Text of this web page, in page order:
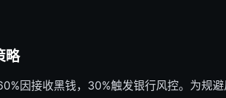
略
因接收黑钱，30%触发银行风控。为规